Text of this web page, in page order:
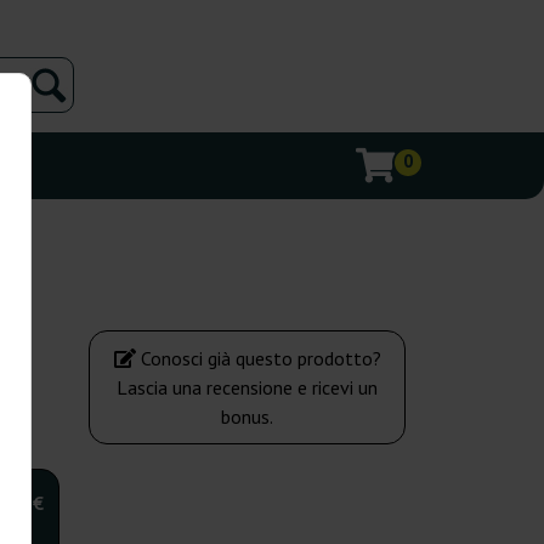
0
€
Conosci già questo prodotto?
Lascia una recensione e ricevi un
bonus.